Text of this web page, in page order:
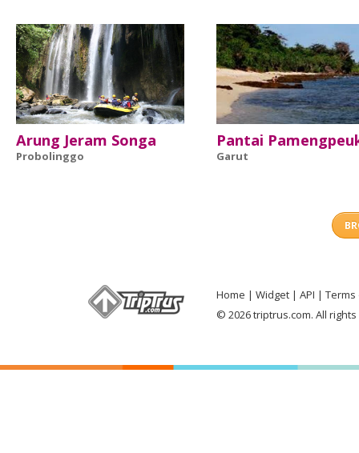
Arung Jeram Songa
Probolinggo
Pantai
Garut
Home Widget API
Terms
© 2026 triptrus.com. All